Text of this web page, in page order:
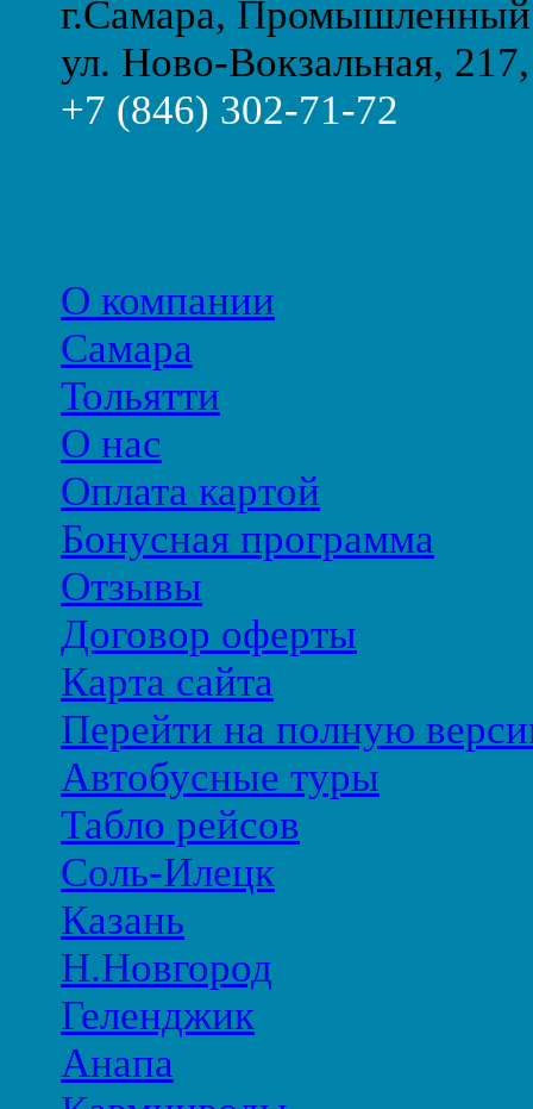
г.Самара,
ул. Ново-Вокзальная,
+7 (846) 302-71-72
О компании
Самара
Тольятти
О нас
Оплата картой
Бонусная программа
Отзывы
Договор оферты
Карта сайта
Перейти на полную
Автобусные туры
Табло рейсов
Соль-Илецк
Казань
Н.Новгород
Геленджик
Анапа